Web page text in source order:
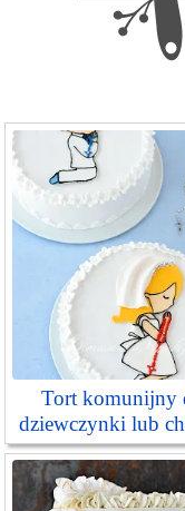
Tort komunijny
dziewczynki lub